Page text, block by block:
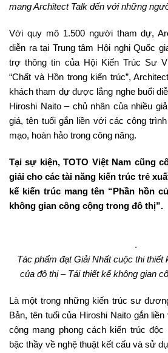
mang Architect Talk đến với những
Với quy mô 1.500 người tham dự,
diễn ra tại Trung tâm Hội nghị Quốc
trợ thông tin của Hội Kiến Trúc Sư
“Chất và Hồn trong kiến trúc”,
khách tham dự được lắng nghe buổi
Hiroshi Naito – chủ nhân của nhiều
giá, tên tuổi gắn liền với các công
mạo, hoàn hảo trong công năng.
Tại sự kiện, TOTO Việt Nam cũng
giải cho các tài năng kiến trúc trẻ
kế kiến trúc mang tên “Phần hồn
không gian công cộng trong đô thị”.
.
Tác phẩm đạt Giải Nhất cuộc thi thiết
của đô thị – Tái thiết kế không gian
Là một trong những kiến trúc sư
Bản, tên tuổi của Hiroshi Naito gắn
cộng mang phong cách kiến trúc độc
bậc thầy về nghệ thuật kết cấu và sử